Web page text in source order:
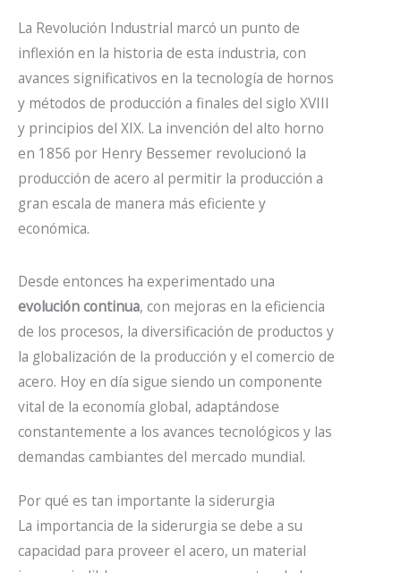
La Revolución Industrial marcó un punto de
inflexión en la historia de esta industria, con
avances significativos en la tecnología de hornos
y métodos de producción a finales del siglo XVIII
y principios del XIX. La invención del alto horno
en 1856 por Henry Bessemer revolucionó la
producción de acero al permitir la producción a
gran escala de manera más eficiente y
económica.
Desde entonces ha experimentado una
evolución continua, con mejoras en la eficiencia
de los procesos, la diversificación de productos y
la globalización de la producción y el comercio de
acero. Hoy en día sigue siendo un componente
vital de la economía global, adaptándose
constantemente a los avances tecnológicos y las
demandas cambiantes del mercado mundial.
Por qué es tan importante la siderurgia
La importancia de la siderurgia se debe a su
capacidad para proveer el acero, un material